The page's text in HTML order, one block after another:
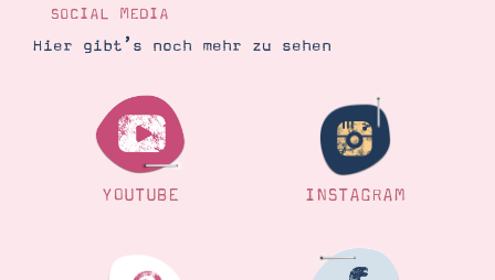
Gutscheine
Produkte erklärt
Über mich
Ordnungstipps
SOCIAL MEDIA
Hier gibt’s noch mehr zu sehen
YOUTUBE INSTAGRAM